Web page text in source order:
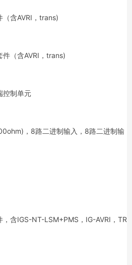
含AVRI，trans)
（含AVRI，trans)
控制单元
，8路二进制输入，8路二进制输
含IGS-NT-LSM+PMS，IG-AVRI，TR